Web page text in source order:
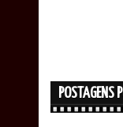
POSTAGENS